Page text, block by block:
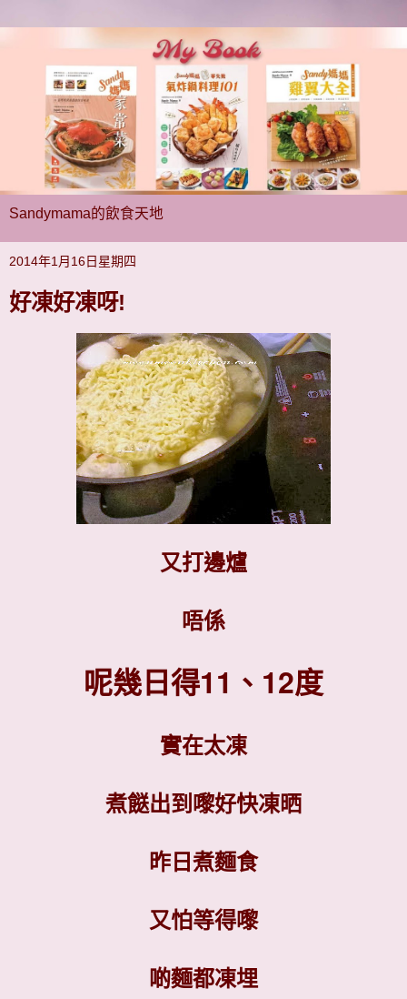
Sandymama的飲食天地
2014年1月16日星期四
好凍好凍呀!
又打邊爐
唔係
呢幾日得11、12度
實在太凍
煮餸出到嚟好快凍晒
昨日煮麵食
又怕等得嚟
啲麵都凍埋